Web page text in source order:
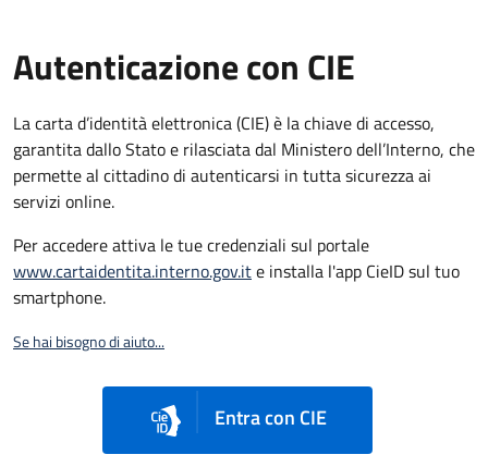
Autenticazione con CIE
La carta d’identità elettronica (CIE) è la chiave di accesso,
garantita dallo Stato e rilasciata dal Ministero dell’Interno, che
permette al cittadino di autenticarsi in tutta sicurezza ai
servizi online.
Per accedere attiva le tue credenziali sul portale
www.cartaidentita.interno.gov.ite installa l'app CieID sul tuo
smartphone.
Se hai bisogno di aiuto...
Entra con CIE